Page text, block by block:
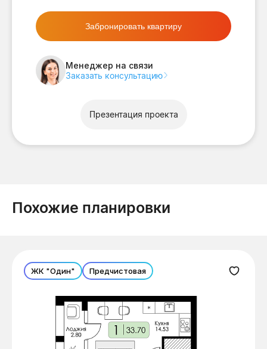
Забронировать квартиру
Менеджер на связи
Заказать консультацию
Презентация проекта
Похожие планировки
ЖК "Один" Предчистовая